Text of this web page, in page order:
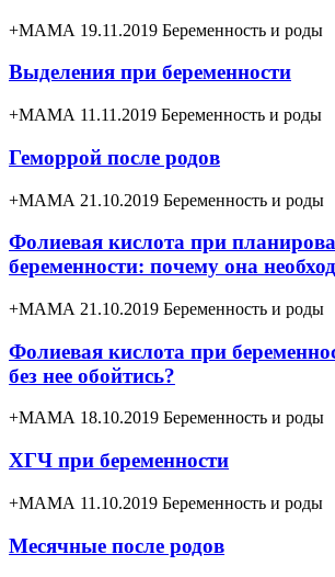
+МАМА 19.11.2019 Беременность и роды
Выделения при беременности
+МАМА 11.11.2019 Беременность и роды
Геморрой после родов
+МАМА 21.10.2019 Беременность и роды
Фолиевая кислота при
беременности: почему она
+МАМА 21.10.2019 Беременность и роды
Фолиевая кислота при
без нее обойтись?
+МАМА 18.10.2019 Беременность и роды
ХГЧ при беременности
+МАМА 11.10.2019 Беременность и роды
Месячные после родов